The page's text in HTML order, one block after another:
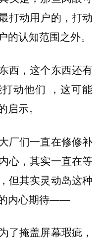
打动用户的， 打动
认知范围之外。
西，这个东西还有
动他们
，这可能
启示。
厂们一直在修修补
心，其实一直在等
，但其实灵动岛这种
内心期待——
了掩盖屏幕瑕疵，